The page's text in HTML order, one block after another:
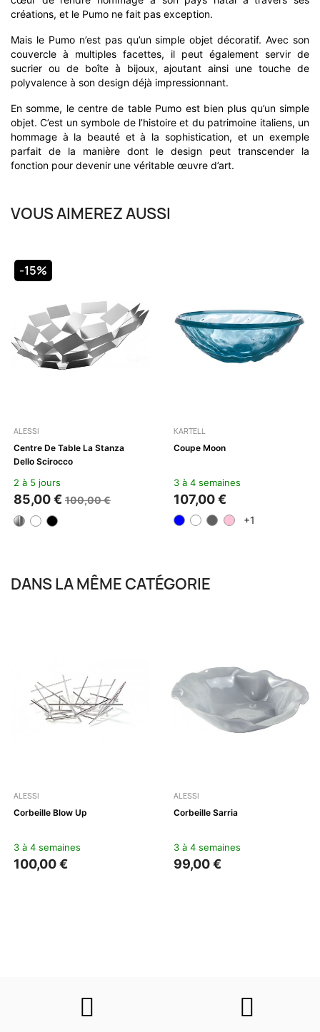
créations, et le Pumo ne fait pas exception.
Mais le Pumo n’est pas qu’un simple objet décoratif. Avec son
couvercle à multiples facettes, il peut également servir de
sucrier ou de boîte à bijoux, ajoutant ainsi une touche de
polyvalence à son design déjà impressionnant.
En somme, le centre de table Pumo est bien plus qu’un simple
objet. C’est un symbole de l’histoire et du patrimoine italiens, un
hommage à la beauté et à la sophistication, et un exemple
parfait de la manière dont le design peut transcender la
fonction pour devenir une véritable œuvre d’art.
VOUS AIMEREZ AUSSI
ALESSI
Centre De Table La Stanza
Dello Scirocco
2 à 5 jours
85,00 € 100,00 €
-15%
KARTELL
Coupe Moon
3 à 4 semaines
107,00 €
+1
DANS LA MÊME CATÉGORIE
ALESSI
Corbeille Blow Up
3 à 4 semaines
100,00 €
ALESSI
Corbeille Sarria
3 à 4 semaines
99,00 €